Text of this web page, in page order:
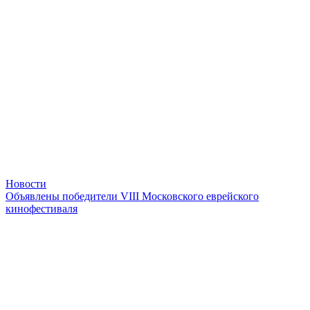
Новости
Объявлены победители VIII Московского еврейского
кинофестиваля